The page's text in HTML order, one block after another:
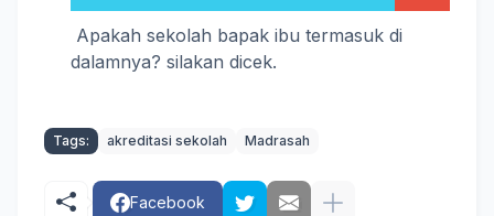
Apakah sekolah bapak ibu termasuk di
dalamnya? silakan dicek.
Tags: akreditasi sekolah Madrasah
Facebook